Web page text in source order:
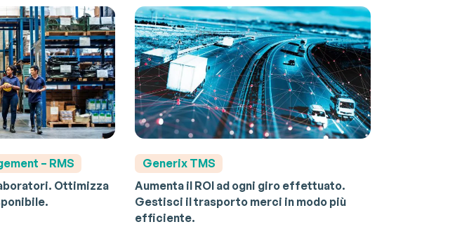
– RMS
Ottimizza
Generix TMS
Aumenta il ROI ad ogni giro effettuato.
Gestisci il trasporto merci in modo più
efficiente.